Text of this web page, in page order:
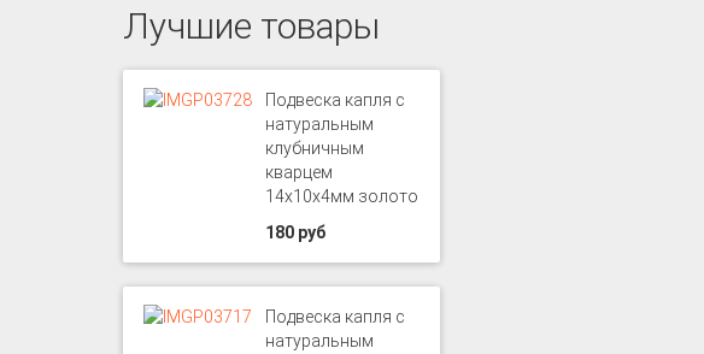
Лучшие товары
Подвеска капля с
натуральным
клубничным
кварцем
14х10х4мм золото
180 руб
Подвеска капля с
натуральным